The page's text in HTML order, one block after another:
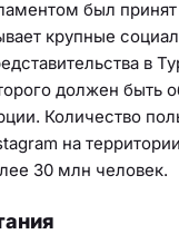
был принят
крупные
в
должен быть
Количество
на
30 млн человек.